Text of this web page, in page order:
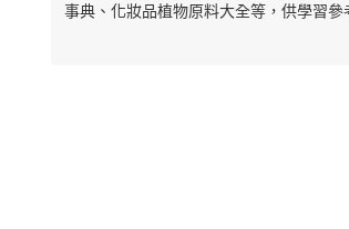
事典、化妝品植物原料大全等，供學習參